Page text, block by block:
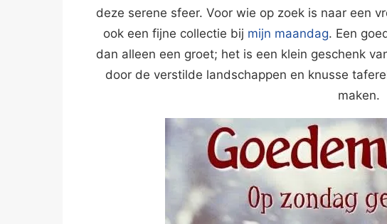
deze serene sfeer. Voor wie op zoek is naar een
ook een fijne collectie bij mijn maandag. Een
dan alleen een groet; het is een klein geschenk
door de verstilde landschappen en knusse
maken.